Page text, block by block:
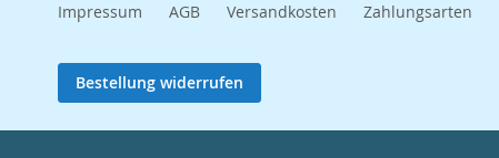
Impressum AGB Versandkosten Zahlungsarten
Bestellung widerrufen